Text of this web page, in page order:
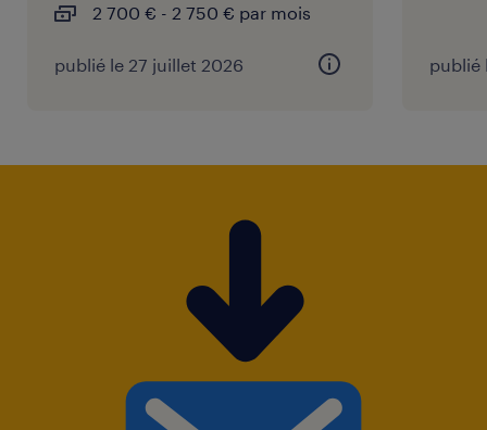
2 700 € - 2 750 € par mois
publié le 27 juillet 2026 publié